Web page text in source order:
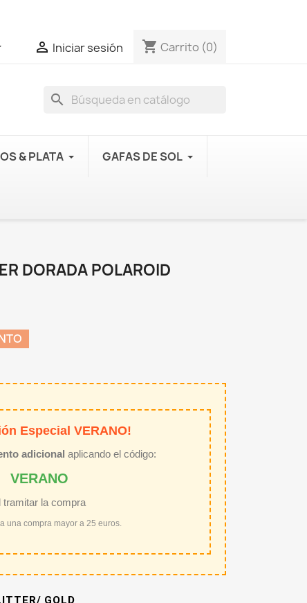
 Iniciar sesión shopping_cart Carrito (0)
search
& PLATA GAFAS DE SOL
DORADA POLAROID
Especial VERANO!
adicional aplicando el código:
VERANO
tramitar la compra
una compra mayor a 25 euros.
GOLD